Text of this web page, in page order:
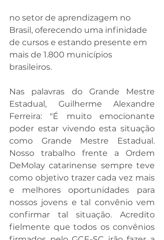
no setor de aprendizagem no
Brasil, oferecendo uma infinidade
de cursos e estando presente em
mais de 1.800 municípios
brasileiros.
Nas palavras do Grande Mestre
Estadual, Guilherme Alexandre
Ferreira: "É muito emocionante
poder estar vivendo esta situação
como Grande Mestre Estadual.
Nosso trabalho frente a Ordem
DeMolay catarinense sempre teve
como objetivo trazer cada vez mais
e melhores oportunidades para
nossos jovens e tal convênio vem
confirmar tal situação. Acredito
fielmente que todos os convênios